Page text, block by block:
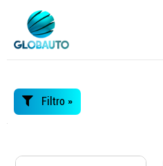
Filtro »